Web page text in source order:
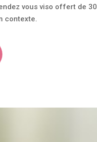
vous viso offert de 30
contexte.